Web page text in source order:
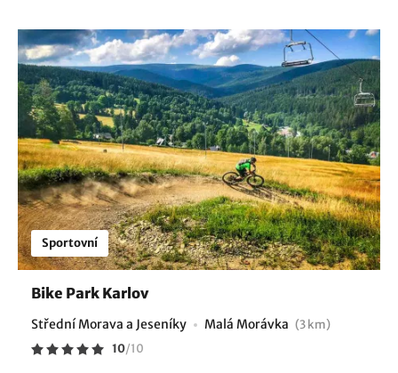
Sportovní
Bike Park Karlov
Střední Morava a Jeseníky Malá Morávka (3 km)
10/10